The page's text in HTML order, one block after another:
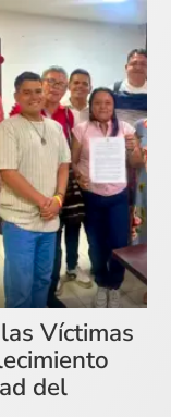
Víctimas
del